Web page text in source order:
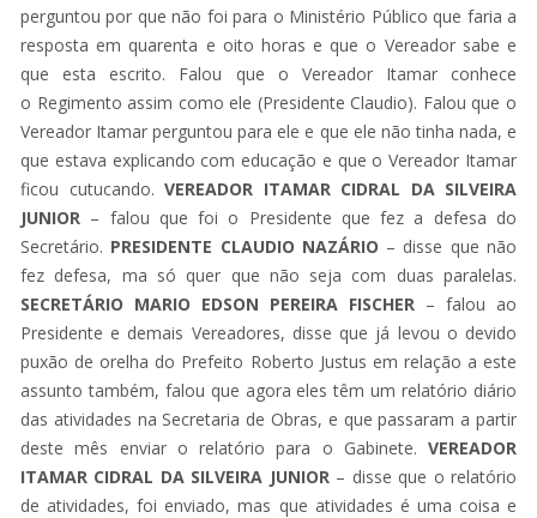
perguntou por que não foi para o Ministério Público que faria a
resposta em quarenta e oito horas e que o Vereador sabe e
que esta escrito. Falou que o Vereador Itamar conhece
o Regimento assim como ele (Presidente Claudio). Falou que o
Vereador Itamar perguntou para ele e que ele não tinha nada, e
que estava explicando com educação e que o Vereador Itamar
ficou cutucando. VEREADOR ITAMAR CIDRAL DA SILVEIRA
JUNIOR – falou que foi o Presidente que fez a defesa do
Secretário. PRESIDENTE CLAUDIO NAZÁRIO – disse que não
fez defesa, ma só quer que não seja com duas paralelas.
SECRETÁRIO MARIO EDSON PEREIRA FISCHER – falou ao
Presidente e demais Vereadores, disse que já levou o devido
puxão de orelha do Prefeito Roberto Justus em relação a este
assunto também, falou que agora eles têm um relatório diário
das atividades na Secretaria de Obras, e que passaram a partir
deste mês enviar o relatório para o Gabinete. VEREADOR
ITAMAR CIDRAL DA SILVEIRA JUNIOR– disse que o relatório
de atividades, foi enviado, mas que atividades é uma coisa e